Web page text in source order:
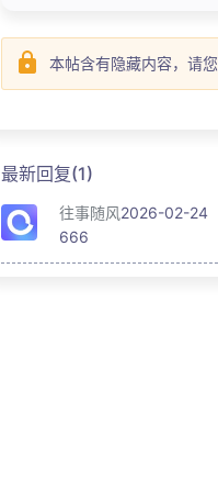
本帖含有隐藏内容，请您
最新回复(1)
往事随风2026-02-24
666